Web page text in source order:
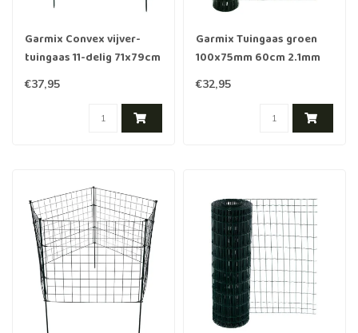
Garmix Convex vijver-
tuingaas 11-delig 71x79cm
6X6cm maas groen
€37,95
Garmix Tuingaas groen
100x75mm 60cm 2.1mm
25m
€32,95